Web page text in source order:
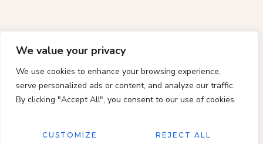
We value your privacy
We use cookies to enhance your browsing experience,
serve personalized ads or content, and analyze our traffic.
By clicking "Accept All", you consent to our use of cookies.
CUSTOMIZE REJECT ALL